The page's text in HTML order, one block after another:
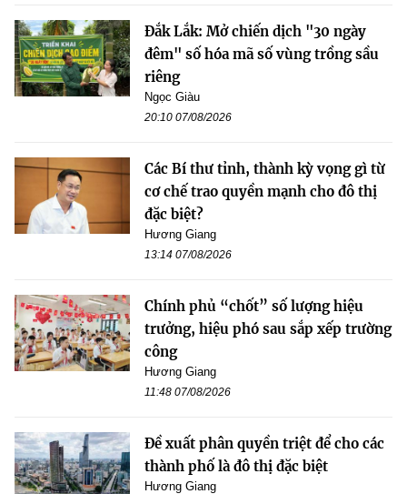
Đắk Lắk: Mở chiến dịch "30 ngày
đêm" số hóa mã số vùng trồng sầu
riêng
Ngọc Giàu
20:10 07/08/2026
Các Bí thư tỉnh, thành kỳ vọng gì từ
cơ chế trao quyền mạnh cho đô thị
đặc biệt?
Hương Giang
13:14 07/08/2026
Chính phủ “chốt” số lượng hiệu
trưởng, hiệu phó sau sắp xếp trường
công
Hương Giang
11:48 07/08/2026
Đề xuất phân quyền triệt để cho các
thành phố là đô thị đặc biệt
Hương Giang